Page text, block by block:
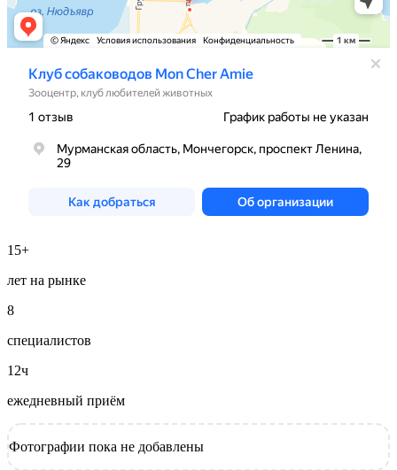
15+
лет на рынке
8
специалистов
12ч
ежедневный приём
Фотографии пока не добавлены